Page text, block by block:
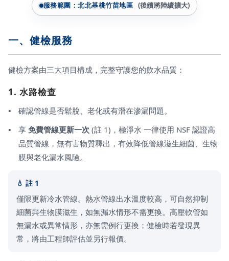
服務範圍：北北基桃竹苗地區 (後續將陸續擴大)
一、健檢服務
健檢方案由三大項目構成，完整守護您的飲水品質：
1. 水路檢查
確認管線是否鬆脫、老化或有潛在滲漏問題。
享 免費管線更新一次 (註 1)，極淨水 一律使用 NSF 認證高
品質管線，無有害物質釋出，有效降低管線滋生細菌、生物
膜與老化漏水風險。
註 1
僅限更新冷水管線。熱水管線出水溫度較高，可自然抑制
細菌與生物膜滋生，如無漏水情形不需更換。高壓軟管如
無漏水或異常情形，亦無需例行更換；健檢時若發現異
常，將由工程師評估並另行報價。